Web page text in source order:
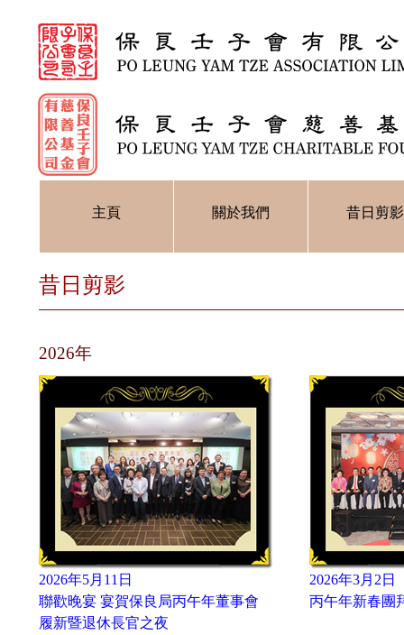
主頁 關於我們 昔日剪影
昔日剪影
2026年
2026年5月11日
聯歡晚宴 宴賀保良局丙午年董事會
履新暨退休長官之夜
2026年3月2日
丙午年新春團